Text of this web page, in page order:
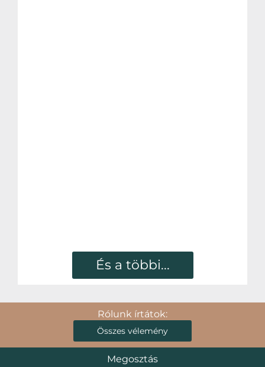
És a többi...
Rólunk írtátok:
Összes vélemény
Megosztás